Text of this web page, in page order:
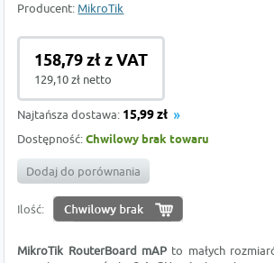
Producent: MikroTik
158,79 zł z VAT
129,10 zł netto
Najtańsza dostawa: 15,99 zł
Dostępność:Chwilowy brak towaru
Dodaj do porównania
Ilość:
MikroTik RouterBoard mAP to małych